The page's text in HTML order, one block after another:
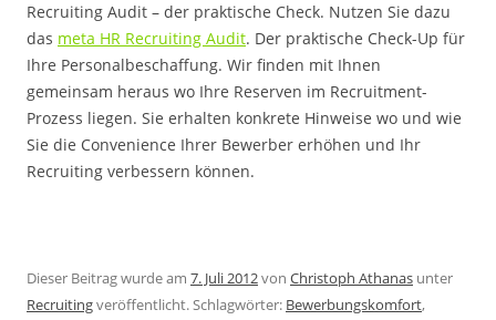
Recruiting Audit – der praktische Check. Nutzen Sie dazu
das meta HR Recruiting Audit. Der praktische Check-Up für
Ihre Personalbeschaffung. Wir finden mit Ihnen
gemeinsam heraus wo Ihre Reserven im Recruitment-
Prozess liegen. Sie erhalten konkrete Hinweise wo und wie
Sie die Convenience Ihrer Bewerber erhöhen und Ihr
Recruiting verbessern können.
Dieser Beitrag wurde am 7. Juli 2012von Christoph Athanas unter
Recruitingveröffentlicht. Schlagwörter: Bewerbungskomfort,